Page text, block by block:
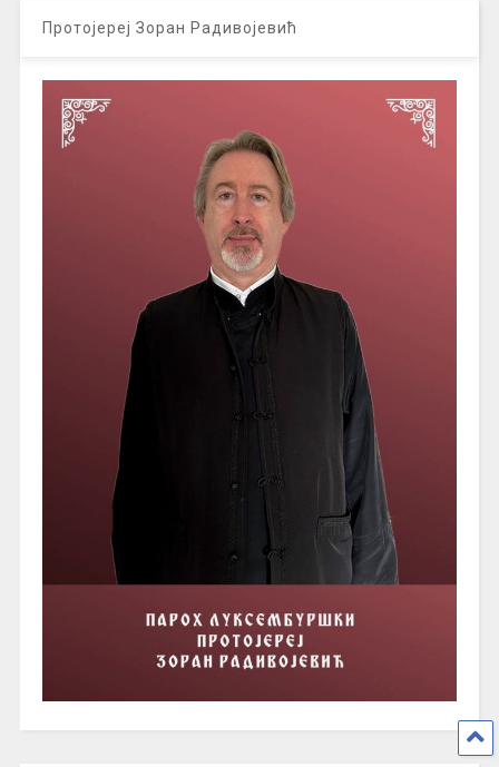
Протојереј Зоран Радивојевић